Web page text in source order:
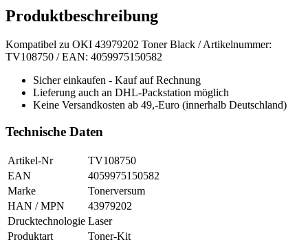
Produktbeschreibung
Kompatibel zu OKI 43979202 Toner Black / Artikelnummer:
TV108750 / EAN: 4059975150582
Sicher einkaufen - Kauf auf Rechnung
Lieferung auch an DHL-Packstation möglich
Keine Versandkosten ab 49,-Euro (innerhalb Deutschland)
Technische Daten
Artikel-Nr
TV108750
EAN
4059975150582
Marke
Tonerversum
HAN / MPN
43979202
Drucktechnologie Laser
Produktart
Toner-Kit